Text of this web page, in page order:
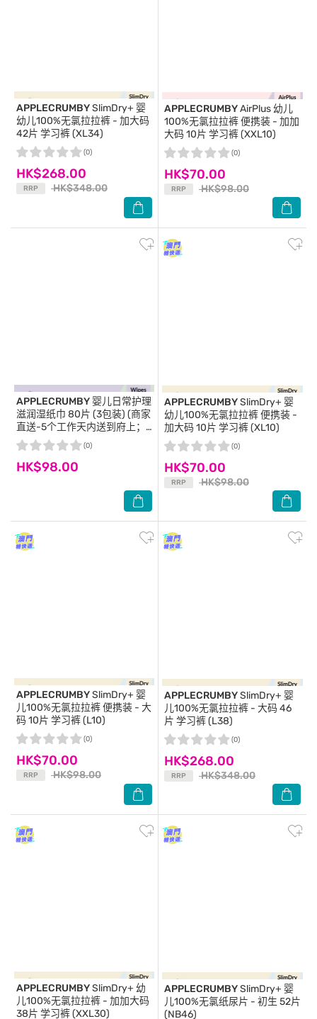
APPLECRUMBYSlimDry+ 婴
幼儿100%无氯拉拉裤 - 加大码
42片 学习裤 (XL34)
HK$268.00
RRP HK$348.00
(0)
APPLECRUMBYAirPlus 幼儿
100%无氯拉拉裤 便携装 - 加加
大码 10片 学习裤 (XXL10)
HK$70.00
RRP HK$98.00
(0)
APPLECRUMBY婴儿日常护理
滋润湿纸巾 80片 (3包装) (商家
直送-5个工作天内送到府上；
满$500免运)
HK$98.00
(0)
APPLECRUMBYSlimDry+ 婴
幼儿100%无氯拉拉裤 便携装 -
加大码 10片 学习裤 (XL10)
HK$70.00
RRP HK$98.00
(0)
APPLECRUMBYSlimDry+ 婴
儿100%无氯拉拉裤 便携装 - 大
码 10片 学习裤 (L10)
HK$70.00
RRP HK$98.00
(0)
APPLECRUMBYSlimDry+ 婴
儿100%无氯拉拉裤 - 大码 46
片 学习裤 (L38)
HK$268.00
RRP HK$348.00
(0)
APPLECRUMBYSlimDry+ 幼
儿100%无氯拉拉裤 - 加加大码
38片 学习裤 (XXL30)
APPLECRUMBYSlimDry+ 婴
儿100%无氯纸尿片 - 初生 52片
(NB46)